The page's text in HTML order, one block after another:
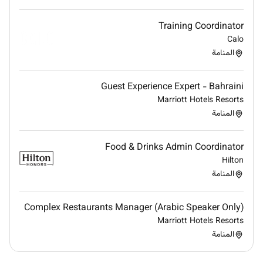
Training Coordinator
Calo
المنامة
Guest Experience Expert - Bahraini
Marriott Hotels Resorts
المنامة
Food & Drinks Admin Coordinator
Hilton
المنامة
Complex Restaurants Manager (Arabic Speaker Only)
Marriott Hotels Resorts
المنامة